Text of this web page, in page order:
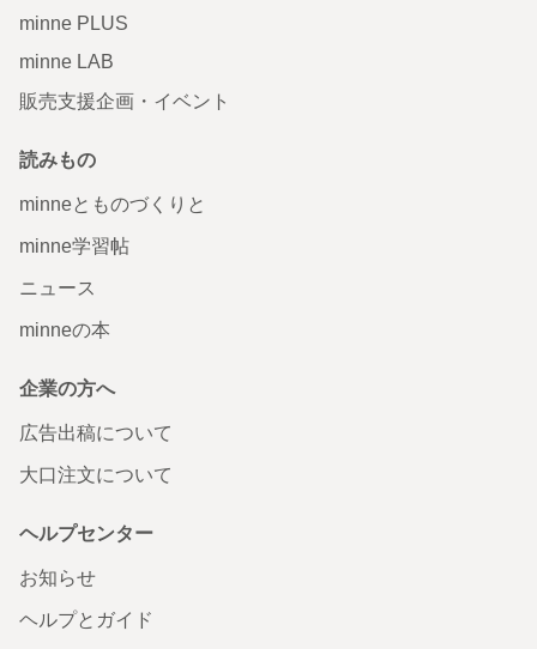
minne PLUS
minne LAB
販売支援企画・イベント
読みもの
minneとものづくりと
minne学習帖
ニュース
minneの本
企業の方へ
広告出稿について
大口注文について
ヘルプセンター
お知らせ
ヘルプとガイド